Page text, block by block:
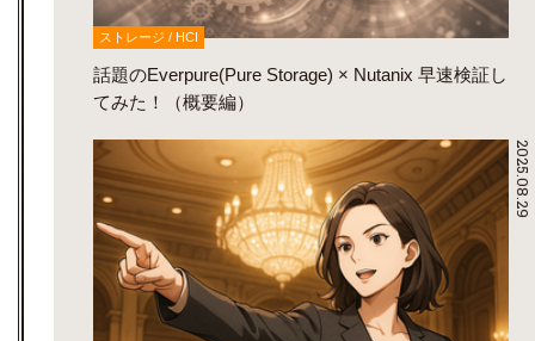
ストレージ / HCI
話題のEverpure(Pure Storage) × Nutanix 早速検証し
てみた！（概要編）
2025.08.29